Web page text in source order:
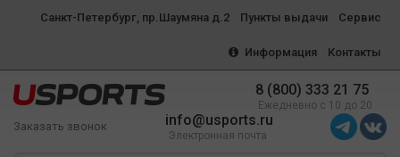
Санкт-Петербург, пр.Шаумяна д.2 Пункты выдачи Сервис
Информация Контакты
8 (800) 333 21 75
Ежедневно с 10 до 20
Заказать звонок info@usports.ru
Электронная почта